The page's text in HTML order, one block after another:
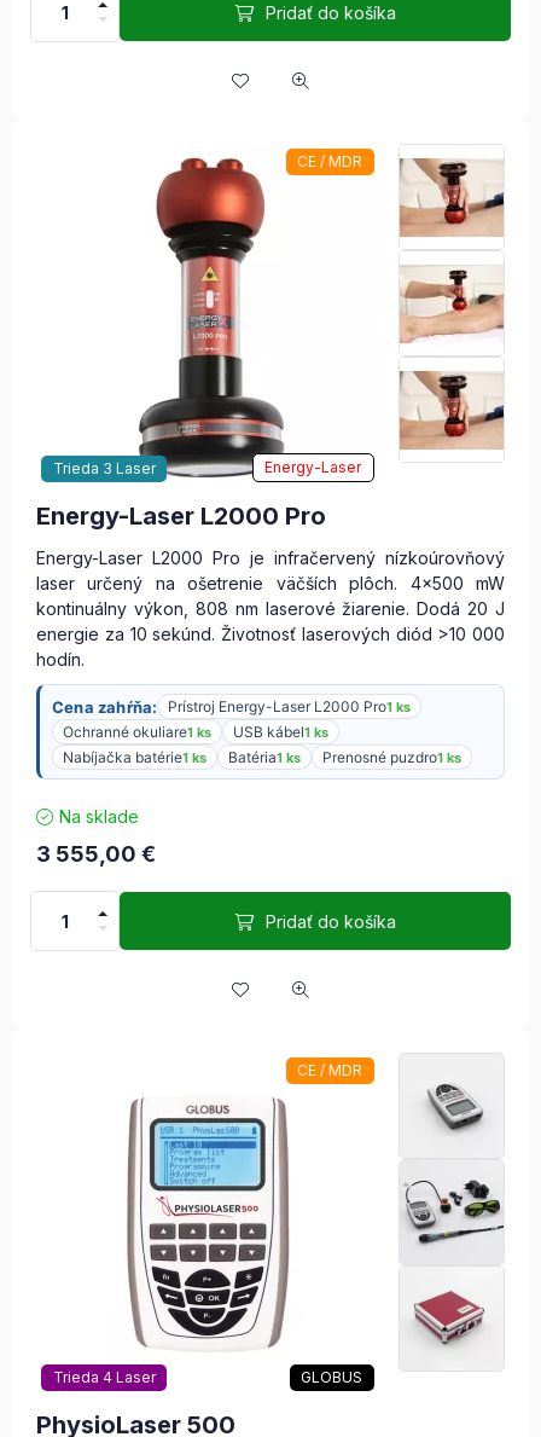
Pridať do košíka
CE / MDR
Trieda 3 Laser Energy-Laser
Energy-Laser L2000 Pro
Energy-Laser L2000 Pro je infračervený nízkoúrovňový
laser určený na ošetrenie väčších plôch. 4×500 mW
kontinuálny výkon, 808 nm laserové žiarenie. Dodá 20 J
energie za 10 sekúnd. Životnosť laserových diód >10 000
hodín.
Cena zahŕňa: Prístroj Energy-Laser L2000 Pro1 ks
Ochranné okuliare1 ks USB kábel1 ks
Nabíjačka batérie1 ks Batéria1 ks Prenosné puzdro1 ks
Na sklade
3 555,00 €
Pridať do košíka
CE / MDR
Trieda 4 Laser GLOBUS
PhysioLaser 500